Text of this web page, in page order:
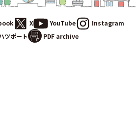
X YouTube
Instagram
ツポート
PDF archive